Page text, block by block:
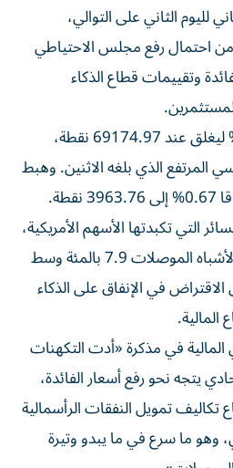
لليوم الثاني على التوالي،
من احتمال رفع مجلس الاحتياطي
وتقييمات قطاع الذكاء
ونزل المؤشر ‌نيكاي 0.88% ليغلق عند 69174.97 نقطة،
المرتفع الذي بلغه ‌الاثنين. وهبط
التي تكبدتها الأسهم الأمريكية،
إذ انخفض مؤشر فيلادلفيا لأشباه الموصلات 7.9 بالمئة وسط
في الإنفاق على ​الذكاء
في مذكرة «أدت التكهنات
يتجه نحو رفع أسعار الفائدة،
تكاليف تمويل النفقات الرأسمالية
وهو ما سرع في ما يبدو وتيرة